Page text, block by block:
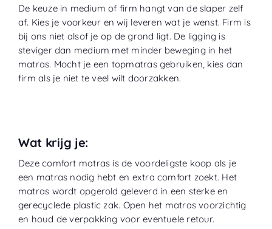
De keuze in medium of firm hangt van de slaper zelf
af. Kies je voorkeur en wij leveren wat je wenst. Firm is
bij ons niet alsof je op de grond ligt. De ligging is
steviger dan medium met minder beweging in het
matras. Mocht je een topmatras gebruiken, kies dan
firm als je niet te veel wilt doorzakken.
Wat krijg je:
Deze comfort matras is de voordeligste koop als je
een matras nodig hebt en extra comfort zoekt. Het
matras wordt opgerold geleverd in een sterke en
gerecyclede plastic zak. Open het matras voorzichtig
en houd de verpakking voor eventuele retour.